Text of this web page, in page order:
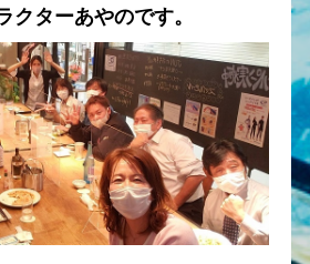
クターあやのです。